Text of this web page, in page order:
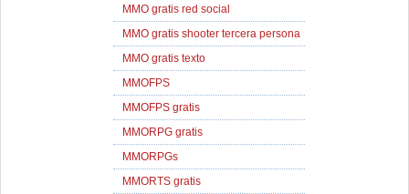
MMO gratis red social
MMO gratis shooter tercera persona
MMO gratis texto
MMOFPS
MMOFPS gratis
MMORPG gratis
MMORPGs
MMORTS gratis